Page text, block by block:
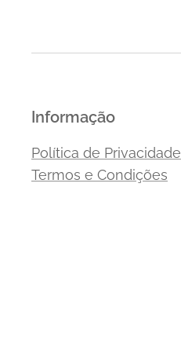
Informação
Política de Privacidade
Termos e Condições